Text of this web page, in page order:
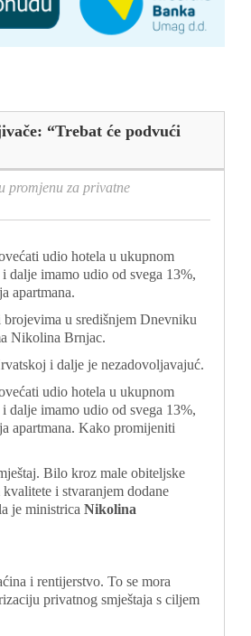
“Trebat će podvući
promjenu za privatne
udio hotela u ukupnom
dalje imamo udio od svega 13%,
apartmana.
u središnjem Dnevniku
Nikolina Brnjac.
i dalje je nezadovoljavajuć.
udio hotela u ukupnom
dalje imamo udio od svega 13%,
apartmana. Kako promijeniti
Bilo kroz male obiteljske
i stvaranjem dodane
je ministrica Nikolina
i rentijerstvo. To se mora
privatnog smještaja s ciljem